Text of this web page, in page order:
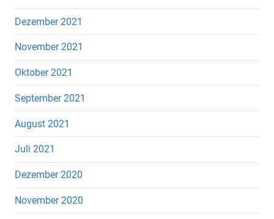
Dezember 2021
November 2021
Oktober 2021
September 2021
August 2021
Juli 2021
Dezember 2020
November 2020